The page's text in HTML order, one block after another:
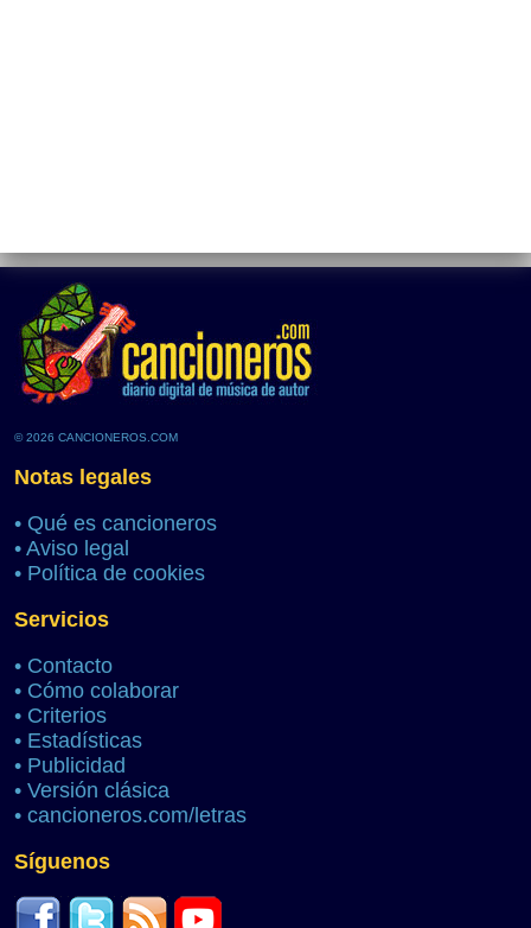
© 2026 CANCIONEROS.COM
Notas legales
• Qué es cancioneros
• Aviso legal
• Política de cookies
Servicios
• Contacto
• Cómo colaborar
• Criterios
• Estadísticas
• Publicidad
• Versión clásica
• cancioneros.com/letras
Síguenos